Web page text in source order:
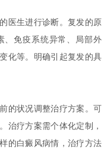
生进行诊断。复发的原
、免疫系统异常、局部外
化等。明确引起复发的具
状况调整治疗方案。可
治疗方案需个体化定制，
的白癜风病情，治疗方法